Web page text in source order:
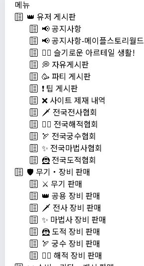
메뉴
👑 유저 게시판
📢 공지사항
📢 공지사항-메이플스토리월드
💁‍♂ 슬기로운 아르테일 생활!
💭 자유게시판
🥳 파티 게시판
❗️ 팁 게시판
❌ 사이트 제재 내역
🗡️ 전국전사협회
🏴‍☠️ 전국해적협회
🏹 전국궁수협회
✨ 전국마법사협회
🦹 전국도적협회
🛡️ 무기・장비 판매
⚔️ 무기 판매
👑 공용 장비 판매
🗡️ 전사 장비 판매
✨ 마법사 장비 판매
🦹 도적 장비 판매
🏹 궁수 장비 판매
🏴‍☠️ 해적 장비 판매